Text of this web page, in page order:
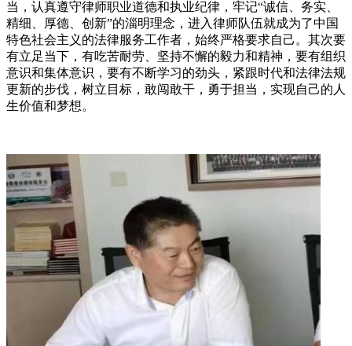
当，认真遵守律师职业道德和执业纪律，牢记“诚信、务实、
精细、厚德、创新”的淄明理念，进入律师队伍就成为了中国
特色社会主义的法律服务工作者，始终严格要求自己。其次要
有立足当下，有吃苦耐劳、坚持不懈的毅力和精神，要有组织
意识和集体意识，要有不断学习的劲头，紧跟时代和法律法规
更新的步伐，树立目标，敢闯敢干，勇于担当，实现自己的人
生价值和梦想。